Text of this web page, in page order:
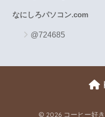
なにしろパソコン.com
@724685
© 2026 コーヒー好